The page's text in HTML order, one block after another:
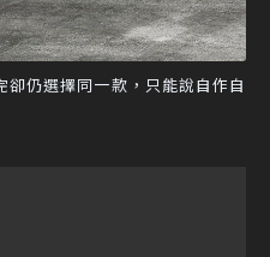
仍選擇同一款，只能說自作自